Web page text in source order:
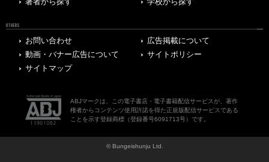
著者から探す
学校から探す
OTHERS
お問い合わせ
広告掲載について
動画・バナー広告について
サイトポリシー
サイトマップ
ABJマークは、この電子書店・電子書籍配信サービスが、著作
権者からコンテンツ使用許諾を得た正規版配信サービスである
ことを示す登録商標（登録番号6091713号）です。
© Bungeishunju Ltd.